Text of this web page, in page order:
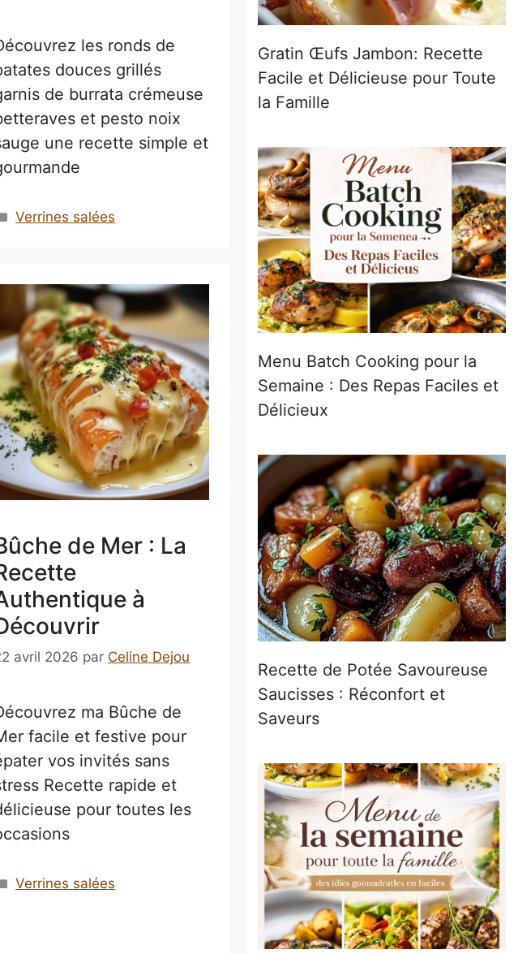
les ronds de
douces grillés
de burrata crémeuse
et pesto noix
une recette simple et
Catégories
Verrines salées
de Mer : La
à
avril 2026 par Celine Dejou
ma Bûche de
facile et festive pour
vos invités sans
Recette rapide et
pour toutes les
Catégories
Verrines salées
Gratin Œufs Jambon: Recette
Facile et Délicieuse pour Toute
la Famille
Menu Batch Cooking pour la
Semaine : Des Repas Faciles et
Délicieux
Recette de Potée Savoureuse
Saucisses : Réconfort et
Saveurs